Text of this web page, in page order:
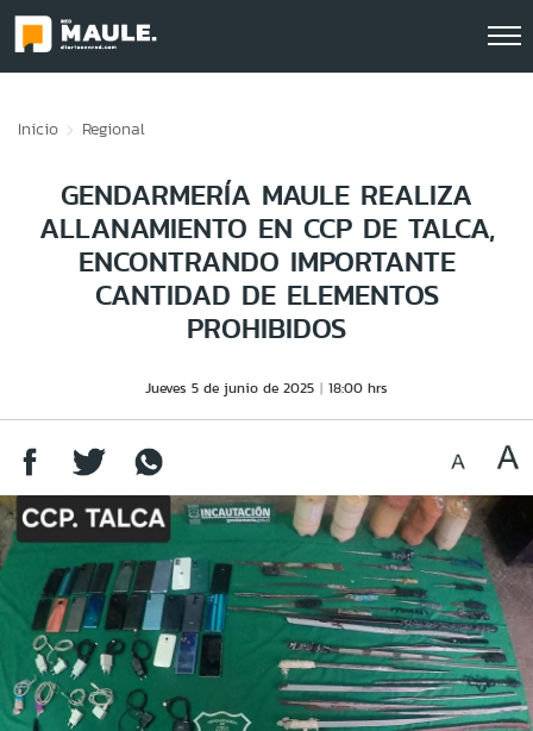
Inicio Regional
GENDARMERÍA MAULE REALIZA
ALLANAMIENTO EN CCP DE TALCA,
ENCONTRANDO IMPORTANTE
CANTIDAD DE ELEMENTOS
PROHIBIDOS
Jueves 5 de junio de 2025 18:00 hrs